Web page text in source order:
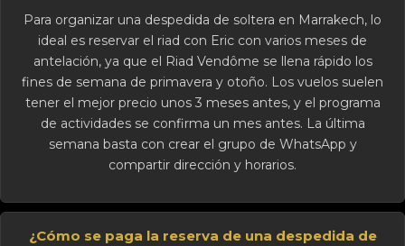
Para organizar una despedida de soltera en Marrakech, lo
ideal es reservar el riad con Eric con varios meses de
antelación, ya que el Riad Vendôme se llena rápido los
fines de semana de primavera y otoño. Los vuelos suelen
tener el mejor precio unos 3 meses antes, y el programa
de actividades se confirma un mes antes. La última
semana basta con crear el grupo de WhatsApp y
compartir dirección y horarios.
¿Cómo se paga la reserva de una despedida de